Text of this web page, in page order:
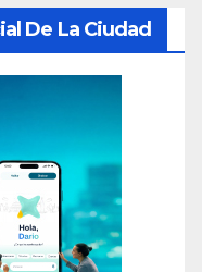
De La Ciudad